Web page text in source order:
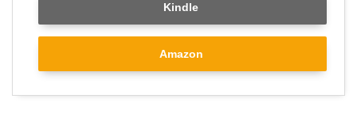
Kindle
Amazon